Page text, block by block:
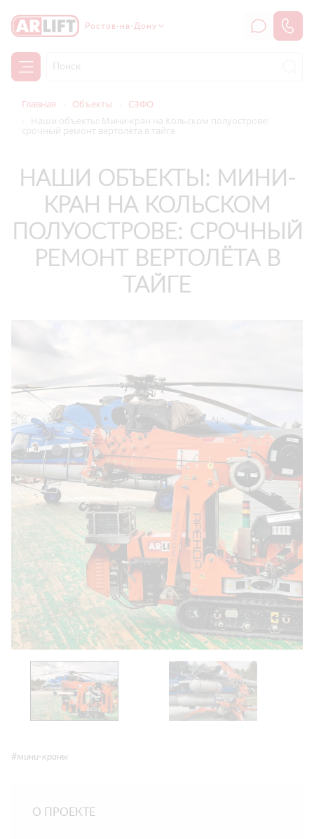
Ростов-на-Дону
Главная Объекты
СЗФО
Наши объекты: Мини-кран на Кольском полуострове:
срочный ремонт вертолёта в тайге
НАШИ ОБЪЕКТЫ: МИНИ-
КРАН НА КОЛЬСКОМ
ПОЛУОСТРОВЕ: СРОЧНЫЙ
РЕМОНТ ВЕРТОЛЁТА В
ТАЙГЕ
#мини-краны
О ПРОЕКТЕ